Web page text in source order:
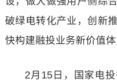
破绿电转化产业，创新
快构建融投业务新价值体
2月15日，国家电